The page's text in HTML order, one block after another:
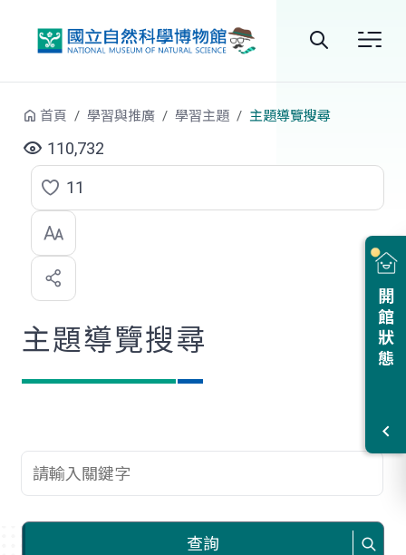
站
尋
開館狀態
首頁 學習與推廣 學習主題 主題導覽搜尋
110,732
點
選
喜
歡
11
主題導覽搜尋
查詢關鍵字
查詢